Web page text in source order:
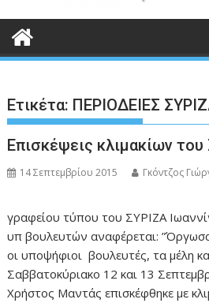
Ετικέτα: ΠΕΡΙΟΔΕΙΕΣ
Eπισκέψεις κλιμακίων
14 Σεπτεμβρίου 2015 Γκόντζος
γραφείου τύπου του ΣΥΡΙΖΑ
υπ βουλευτών αναφέρεται:
οι υποψήφιοι βουλευτές, τα μέλη
Σαββατοκύριακο 12 και 13
Χρήστος Μαντάς επισκέφθηκε με